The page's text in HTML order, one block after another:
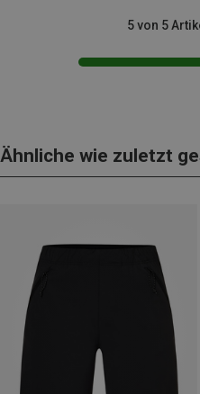
5 von 5
Ähnliche wie zuletzt